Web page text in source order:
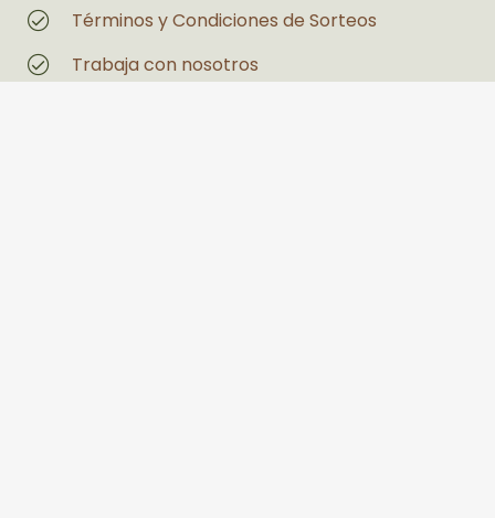
Términos y Condiciones de Sorteos
Trabaja con nosotros